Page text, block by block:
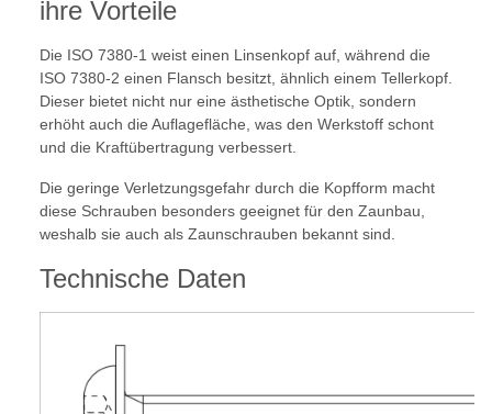
ihre Vorteile
Die ISO 7380-1 weist einen Linsenkopf auf, während die
ISO 7380-2 einen Flansch besitzt, ähnlich einem Tellerkopf.
Dieser bietet nicht nur eine ästhetische Optik, sondern
erhöht auch die Auflagefläche, was den Werkstoff schont
und die Kraftübertragung verbessert.
Die geringe Verletzungsgefahr durch die Kopfform macht
diese Schrauben besonders geeignet für den Zaunbau,
weshalb sie auch als Zaunschrauben bekannt sind.
Technische Daten